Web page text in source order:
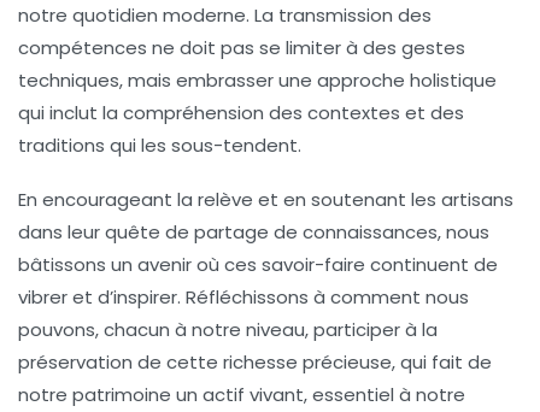
notre quotidien moderne. La transmission des
compétences ne doit pas se limiter à des gestes
techniques, mais embrasser une approche holistique
qui inclut la compréhension des contextes et des
traditions qui les sous-tendent.
En encourageant la relève et en soutenant les artisans
dans leur quête de partage de connaissances, nous
bâtissons un avenir où ces savoir-faire continuent de
vibrer et d’inspirer. Réfléchissons à comment nous
pouvons, chacun à notre niveau, participer à la
préservation de cette richesse précieuse, qui fait de
notre patrimoine un actif vivant, essentiel à notre